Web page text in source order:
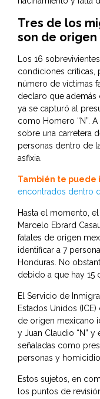
Tres de los
son de
Los 16
condiciones críticas,
número de víctimas
declaro que además
ya se capturó al
como Homero “N”.
sobre una carretera
personas dentro de
asfixia.
También te puede
encontrados dentro
Hasta el momento,
Marcelo Ebrard
fatales de origen
identificar a 7
Honduras. No
debido a que hay 15
El Servicio de
Estados Unidos
de origen mexicano
y Juan Claudio “N”
señaladas como
personas y
Estos sujetos, en
los puntos de